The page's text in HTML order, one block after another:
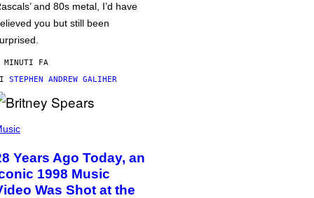
and 80s metal, I’d have
you but still been
MINUTI FA
STEPHEN ANDREW GALIHER
Years Ago Today, an
1998 Music
Was Shot at the